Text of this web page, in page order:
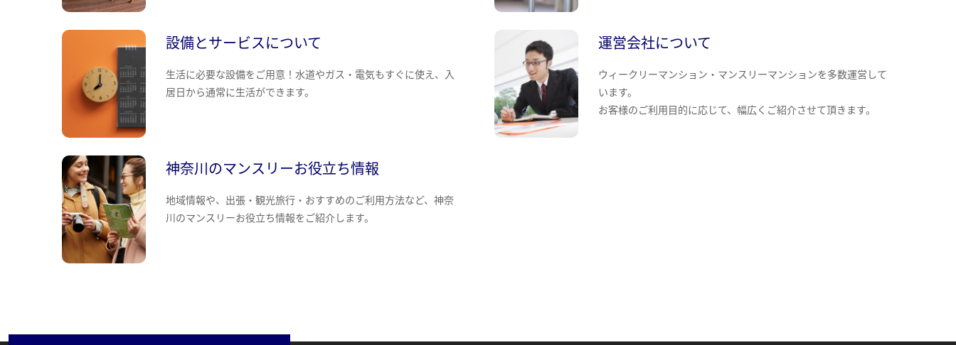
設備とサービスについて
生活に必要な設備をご用意！水道やガス・電気もすぐに使え、入
居日から通常に生活ができます。
運営会社について
ウィークリーマンション・マンスリーマンションを多数運営して
います。
お客様のご利用目的に応じて、幅広くご紹介させて頂きます。
神奈川のマンスリーお役立ち情報
地域情報や、出張・観光旅行・おすすめのご利用方法など、神奈
川のマンスリーお役立ち情報をご紹介します。